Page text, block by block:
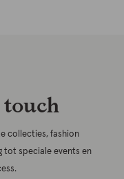
touch
collecties, fashion
tot speciale events en